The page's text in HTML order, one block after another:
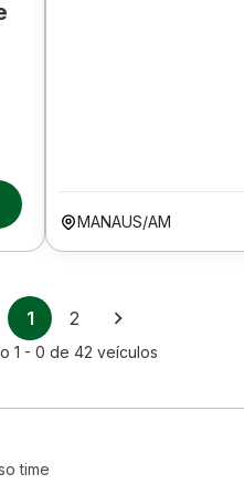
MANAUS/AM
1 2
1 - 0 de 42 veículos
time